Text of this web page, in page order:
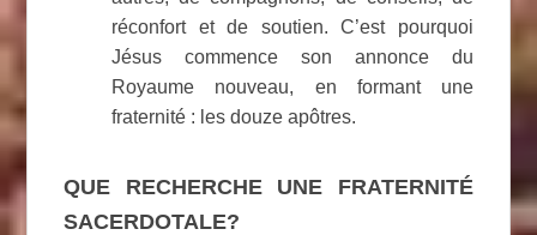
réconfort et de soutien. C’est pourquoi
Jésus commence son annonce du
Royaume nouveau, en formant une
fraternité : les douze apôtres.
QUE RECHERCHE UNE FRATERNITÉ
SACERDOTALE?